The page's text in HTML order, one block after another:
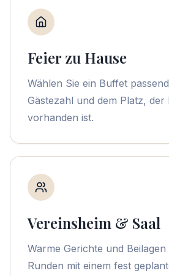
Feier zu Hause
Wählen Sie ein Buffet
Gästezahl und dem Platz, der
vorhanden ist.
Vereinsheim & Saal
Warme Gerichte und
Runden mit einem fest